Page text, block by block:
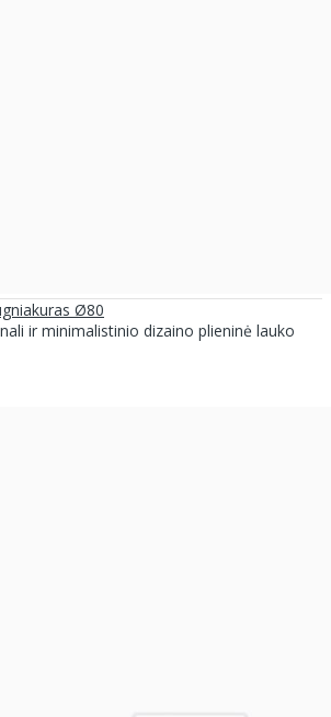
Ø80
ir minimalistinio dizaino plieninė lauko